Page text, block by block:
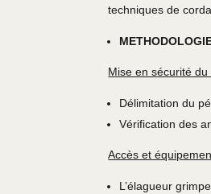
techniques de
Mise en sécurité du
Délimitation du
Vérification des
Accès et
L’élagueur